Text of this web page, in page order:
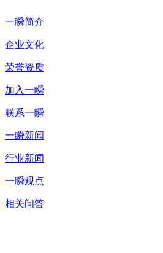
一瞬简介
企业文化
荣誉资质
加入一瞬
联系一瞬
一瞬新闻
行业新闻
一瞬观点
相关问答